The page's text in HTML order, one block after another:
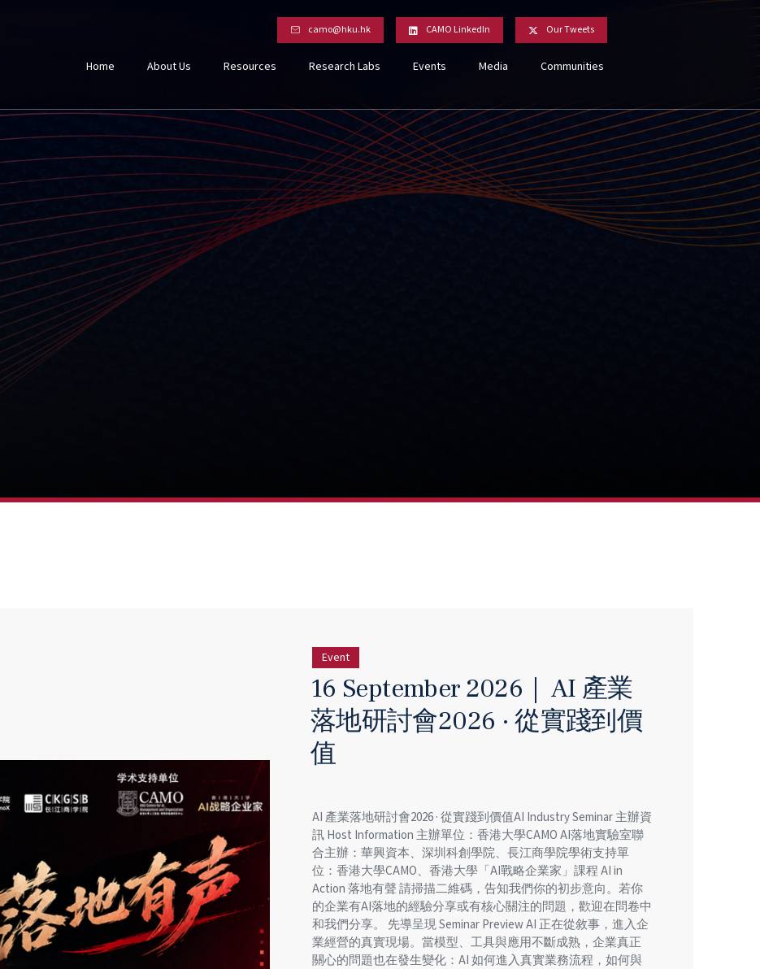
camo@hku.hk CAMO LinkedIn Our Tweets
Home About Us Resources Research Labs Events Media Communities
Event
16 September 2026｜ AI 產業
落地研討會2026 · 從實踐到價
值
AI 產業落地研討會2026 · 從實踐到價值AI Industry Seminar 主辦資
訊 Host Information 主辦單位：香港大學CAMO AI落地實驗室聯
合主辦：華興資本、深圳科創學院、長江商學院學術支持單
位：香港大學CAMO、香港大學「AI戰略企業家」課程 AI in
Action 落地有聲 請掃描二維碼，告知我們你的初步意向。若你
的企業有AI落地的經驗分享或有核心關注的問題，歡迎在問卷中
和我們分享。 先導呈現 Seminar Preview AI 正在從敘事，進入企
業經營的真實現場。當模型、工具與應用不斷成熟，企業真正
關心的問題也在發生變化：AI 如何進入真實業務流程，如何與